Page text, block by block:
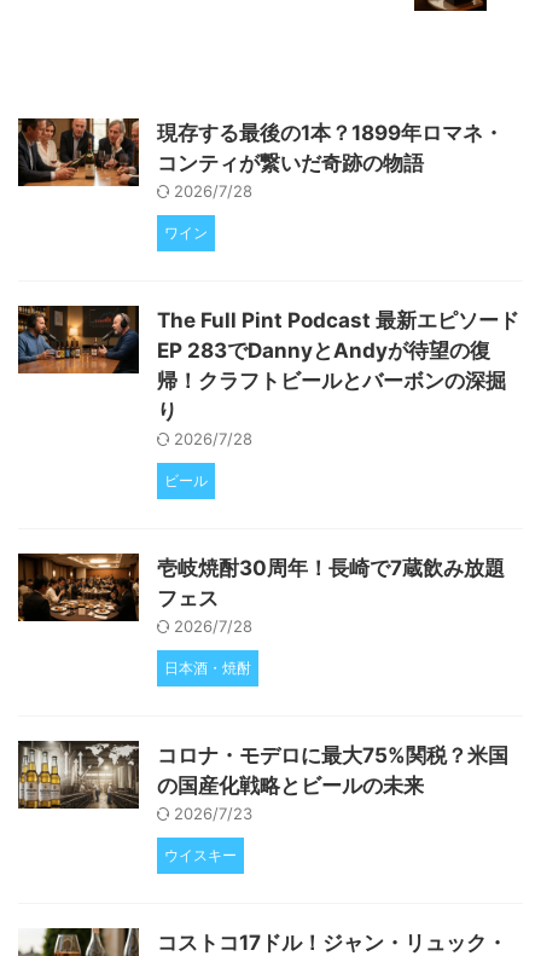
現存する最後の1本？1899年ロマネ・
コンティが繋いだ奇跡の物語
2026/7/28
ワイン
The Full Pint Podcast 最新エピソード
EP 283でDannyとAndyが待望の復
帰！クラフトビールとバーボンの深掘
り
2026/7/28
ビール
壱岐焼酎30周年！長崎で7蔵飲み放題
フェス
2026/7/28
日本酒・焼酎
コロナ・モデロに最大75%関税？米国
の国産化戦略とビールの未来
2026/7/23
ウイスキー
コストコ17ドル！ジャン・リュック・